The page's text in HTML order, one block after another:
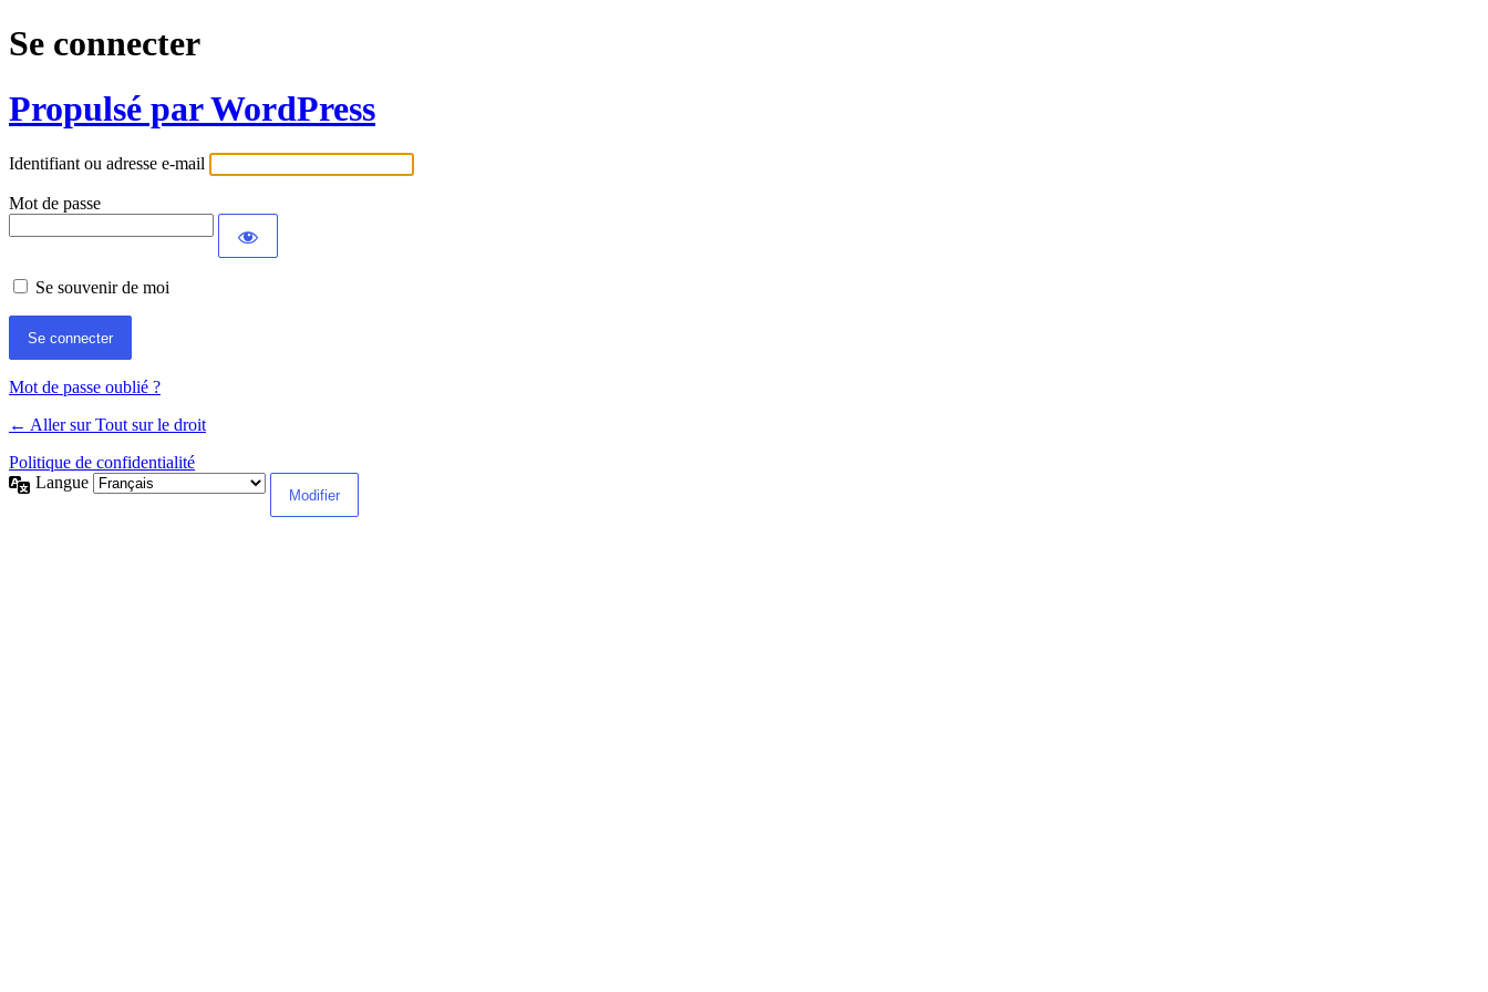
Se connecter
Propulsé par WordPress
Identifiant ou adresse e-mail
Mot de passe
Se souvenir de moi
Mot de passe oublié ?
← Aller sur Tout sur le droit
Politique de confidentialité
Langue